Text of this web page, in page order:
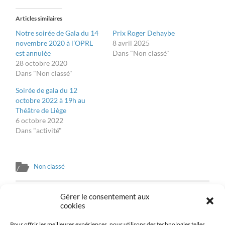
Gérer le consentement aux
cookies
dans
une
nouvelle
dans
nouvelle
Articles similaires
Notre soirée de Gala du 14
novembre 2020 à l’OPRL
est annulée
28 octobre 2020
Dans "Non classé"
Prix Roger Dehaybe
8 avril 2025
Dans "Non classé"
Soirée de gala du 12
octobre 2022 à 19h au
Théâtre de Liège
6 octobre 2022
Dans "activité"
Non classé
PREVIOUS POST
Gala 5 décembre 2025 Fondation Ihsane Jarfi x OPRL